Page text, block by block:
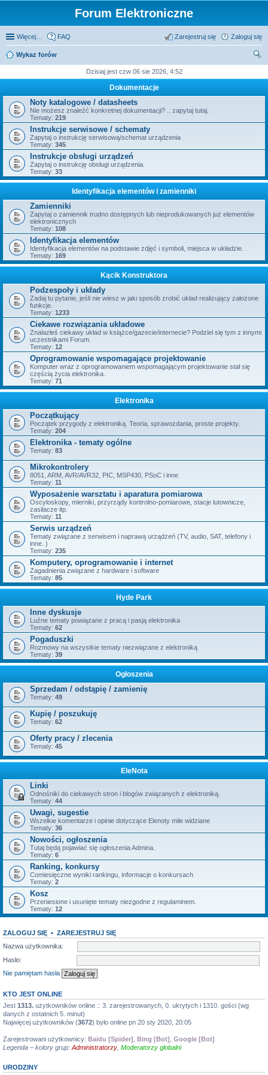
Forum Elektroniczne
Więcej… FAQ Zaloguj się
Zarejestruj się
Wykaz forów
Dzisiaj jest czw 06 sie 2026, 4:52
Dokumentacje
Noty katalogowe / datasheets
Nie możesz znaleźć konkretnej dokumentacji? .. zapytaj tutaj.
Tematy: 219
Instrukcje serwisowe / schematy
Zapytaj o instrukcję serwisową/schemat urządzenia
Tematy: 345
Instrukcje obsługi urządzeń
Zapytaj o instrukcję obsługi urządzenia.
Tematy: 33
Identyfikacja elementów i zamienniki
Zamienniki
Zapytaj o zamiennik trudno dostępnych lub nieprodukowanych już elementów
elektronicznych
Tematy: 108
Identyfikacja elementów
Identyfikacja elementów na podstawie zdjęć i symboli, miejsca w układzie.
Tematy: 169
Kącik Konstruktora
Podzespoły i układy
Zadaj tu pytanie, jeśli nie wiesz w jaki sposób zrobić układ realizujący założone
funkcje.
Tematy: 1233
Ciekawe rozwiązania układowe
Znalazłeś ciekawy układ w książce/gazecie/internecie? Podziel się tym z innymi
uczestnikami Forum.
Tematy: 12
Oprogramowanie wspomagające projektowanie
Komputer wraz z oprogramowaniem wspomagającym projektowanie stał się
częścią życia elektronika.
Tematy: 71
Elektronika
Początkujący
Początek przygody z elektroniką. Teoria, sprawozdania, proste projekty.
Tematy: 204
Elektronika - tematy ogólne
Tematy: 83
Mikrokontrolery
8051, ARM, AVR/AVR32, PIC, MSP430, PSoC i inne
Tematy: 11
Wyposażenie warsztatu i aparatura pomiarowa
Oscyloskopy, mierniki, przyrządy kontrolno-pomiarowe, stacje lutownicze,
zasilacze itp.
Tematy: 11
Serwis urządzeń
Tematy związane z serwisem i naprawą urządzeń (TV, audio, SAT, telefony i
inne..)
Tematy: 235
Komputery, oprogramowanie i internet
Zagadnienia związane z hardware i software
Tematy: 85
Hyde Park
Inne dyskusje
Luźne tematy powiązane z pracą i pasją elektronika
Tematy: 62
Pogaduszki
Rozmowy na wszystkie tematy niezwiązane z elektroniką
Tematy: 39
Ogłoszenia
Sprzedam / odstąpię / zamienię
Tematy: 49
Kupię / poszukuję
Tematy: 62
Oferty pracy / zlecenia
Tematy: 45
EleNota
Linki
Odnośniki do ciekawych stron i blogów związanych z elektroniką.
Tematy: 44
Uwagi, sugestie
Wszelkie komentarze i opinie dotyczące Elenoty mile widziane
Tematy: 36
Nowości, ogłoszenia
Tutaj będą pojawiać się ogłoszenia Admina.
Tematy: 6
Ranking, konkursy
Comiesięczne wyniki rankingu, informacje o konkursach
Tematy: 2
Kosz
Przeniesione i usunięte tematy niezgodne z regulaminem.
Tematy: 12
ZALOGUJ SIĘ • ZAREJESTRUJ SIĘ
Nazwa użytkownika:
Hasło:
Nie pamiętam hasła
KTO JEST ONLINE
Jest 1313. użytkowników online :: 3. zarejestrowanych, 0. ukrytych i 1310. gości (wg
danych z ostatnich 5. minut)
Najwięcej użytkowników (3672) było online pn 20 sty 2020, 20:05
Zarejestrowani użytkownicy: Baidu [Spider] Bing [Bot] Google [Bot]
Legenda – kolory grup: Administratorzy Moderatorzy globalni
URODZINY